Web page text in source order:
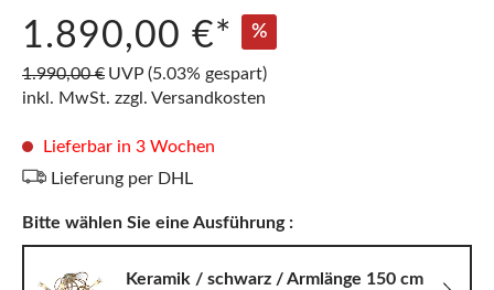
1.890,00 €* %
1.990,00 € UVP (5.03% gespart)
inkl. MwSt. zzgl. Versandkosten
Lieferbar in 3 Wochen
Lieferung per DHL
Bitte wählen Sie eine Ausführung :
Keramik / schwarz / Armlänge 150 cm